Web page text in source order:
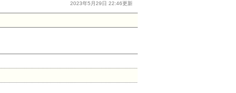
2023年5月29日 22:46更新